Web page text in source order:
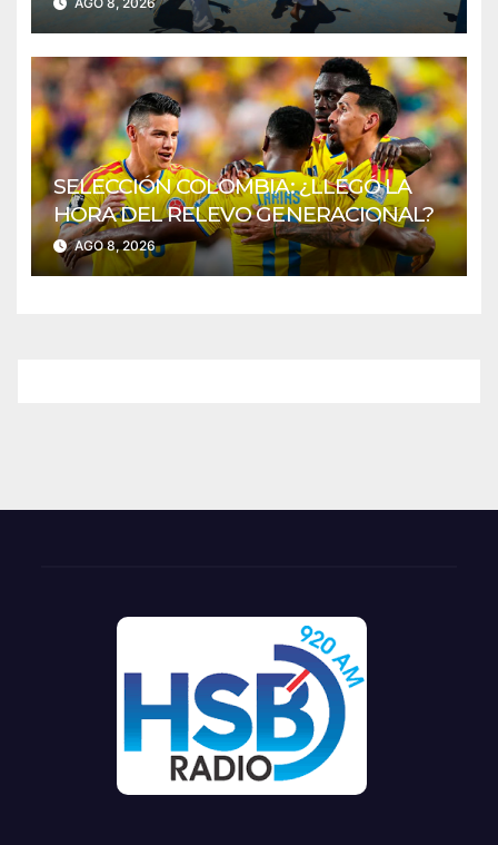
SELECCIÓN COLOMBIA: ¿LLEGÓ LA
HORA DEL RELEVO GENERACIONAL?
AGO 8, 2026